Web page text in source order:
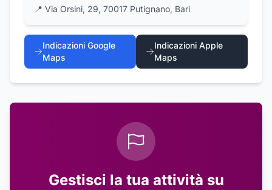
📍 Via Orsini, 29, 70017 Putignano, Bari
Indicazioni Google
Maps
Indicazioni Apple
Maps
Gestisci la tua attività su